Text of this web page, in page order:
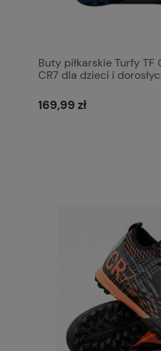
Buty piłkarskie Turfy
CR7 dla dzieci i
169,99 zł